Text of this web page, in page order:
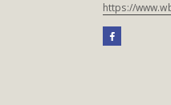
https://